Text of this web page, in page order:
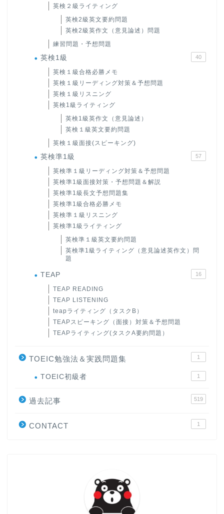
英検２級ライティング
英検2級英文要約問題
英検2級英作文（意見論述）問題
練習問題・予想問題
英検1級 40
英検１級合格必勝メモ
英検１級リーディング対策＆予想問題
英検１級リスニング
英検1級ライティング
英検1級英作文（意見論述）
英検１級英文要約問題
英検１級面接(スピーキング)
英検準1級 57
英検準１級リーディング対策＆予想問題
英検準1級面接対策・予想問題＆解説
英検準1級長文予想問題集
英検準1級合格必勝メモ
英検準１級リスニング
英検準1級ライティング
英検準１級英文要約問題
英検準1級ライティング（意見論述英作文）問
題
TEAP 16
TEAP READING
TEAP LISTENING
teapライティング（タスクB）
TEAPスピーキング（面接）対策＆予想問題
TEAPライティング(タスクA要約問題）
TOEIC勉強法＆実践問題集 1
TOEIC初級者 1
過去記事 519
CONTACT 1
大学入試英語対策講座
英語名言・格言・カッコい